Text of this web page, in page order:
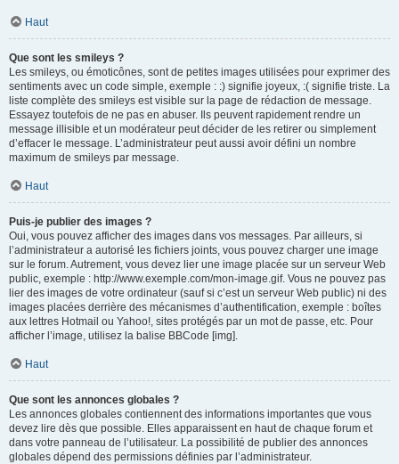
Haut
Que sont les smileys ?
Les smileys, ou émoticônes, sont de petites images utilisées pour exprimer des
sentiments avec un code simple, exemple : :) signifie joyeux, :( signifie triste. La
liste complète des smileys est visible sur la page de rédaction de message.
Essayez toutefois de ne pas en abuser. Ils peuvent rapidement rendre un
message illisible et un modérateur peut décider de les retirer ou simplement
d’effacer le message. L’administrateur peut aussi avoir défini un nombre
maximum de smileys par message.
Haut
Puis-je publier des images ?
Oui, vous pouvez afficher des images dans vos messages. Par ailleurs, si
l’administrateur a autorisé les fichiers joints, vous pouvez charger une image
sur le forum. Autrement, vous devez lier une image placée sur un serveur Web
public, exemple : http://www.exemple.com/mon-image.gif. Vous ne pouvez pas
lier des images de votre ordinateur (sauf si c’est un serveur Web public) ni des
images placées derrière des mécanismes d’authentification, exemple : boîtes
aux lettres Hotmail ou Yahoo!, sites protégés par un mot de passe, etc. Pour
afficher l’image, utilisez la balise BBCode [img].
Haut
Que sont les annonces globales ?
Les annonces globales contiennent des informations importantes que vous
devez lire dès que possible. Elles apparaissent en haut de chaque forum et
dans votre panneau de l’utilisateur. La possibilité de publier des annonces
globales dépend des permissions définies par l’administrateur.